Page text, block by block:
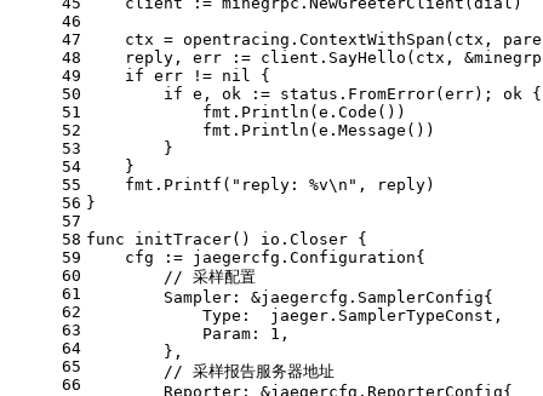
46
47
48
49
50
51
52
53
54
55
56
57
58
59
60
61
62
63
64
65
66
ctx = opentracing.ContextWithSpan(ctx,
reply, err := client.SayHello(ctx,
if err != nil
{
if e, ok := status.FromError(err); ok {
            fmt.Println(e.Code())
            fmt.Println(e.Message())
        }
    }
    fmt.Printf(
"reply: %v\n" , reply)
}
func
initTracer()
io.Closer {
    cfg := jaegercfg.Configuration{
// 采样配置
        Sampler: &jaegercfg.SamplerConfig{
            Type:  jaeger.SamplerTypeConst,
            Param:
1 ,
        },
// 采样报告服务器地址
        Reporter: &jaegercfg.ReporterConfig{